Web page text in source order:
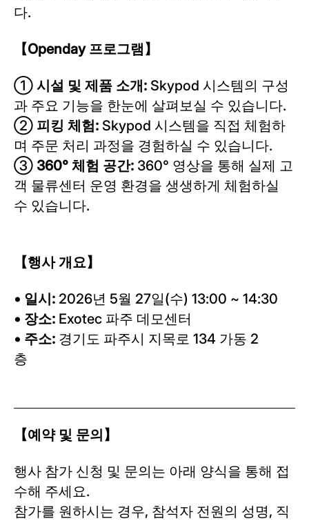
다.
【Openday 프로그램】
① 시설 및 제품 소개: Skypod 시스템의 구성
과 주요 기능을 한눈에 살펴보실 수 있습니다.
② 피킹 체험: Skypod 시스템을 직접 체험하
며 주문 처리 과정을 경험하실 수 있습니다.
③ 360° 체험 공간: 360° 영상을 통해 실제 고
객 물류센터 운영 환경을 생생하게 체험하실
수 있습니다.
【행사 개요】
• 일시: 2026년 5월 27일(수) 13:00 ~ 14:30
• 장소: Exotec 파주 데모센터
• 주소: 경기도 파주시 지목로 134 가동 2
층
【예약 및 문의】
행사 참가 신청 및 문의는 아래 양식을 통해 접
수해 주세요.
참가를 원하시는 경우, 참석자 전원의 성명, 직